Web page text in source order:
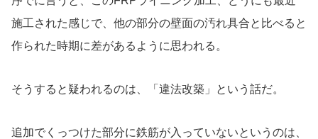
施工された感じで、他の部分の壁面の汚れ具合と比べると
作られた時期に差があるように思われる。
そうすると疑われるのは、「違法改築」という話だ。
追加でくっつけた部分に鉄筋が入っていないというのは、